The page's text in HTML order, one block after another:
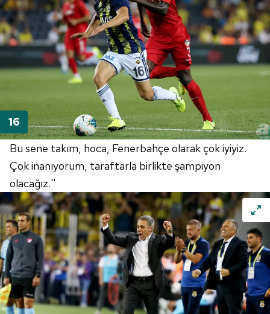
Bu sene takım, hoca, Fenerbahçe olarak çok iyiyiz.
Çok inanıyorum, taraftarla birlikte şampiyon
olacağız.''